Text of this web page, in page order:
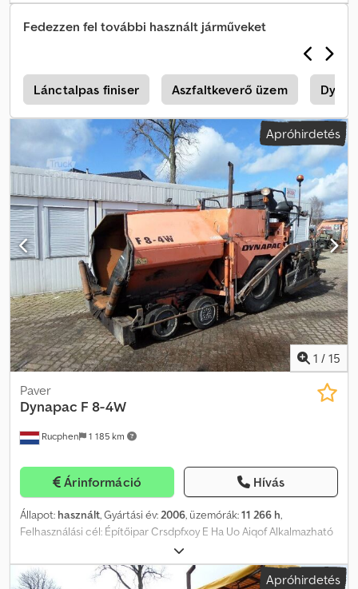
Fedezzen fel további használt járműveket
Lánctalpas finiser Aszfaltkeverő üzem
Apróhirdetés
1 / 15
Rucphen 1 185 km
Paver
Dynapac F 8-4W
Árinformáció Hívás
Állapot: használt, Gyártási év: 2006, üzemórák:11 266 h,
Felhasználási cél: Építőipar Crsdpfxoy E Ha Uo Aiqof Alkalmazható
anyag: Aszfalt Üres tömeg: 11.000 kg Motormárka: Deutz BF4M2012
Munkaszélesség: 360 cm További információért lépjen
kapcsolatba J.A.J. Jansennel.
Apróhirdetés